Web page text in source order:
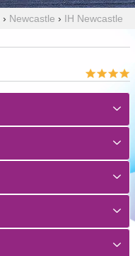
› Newcastle › IH Newcastle